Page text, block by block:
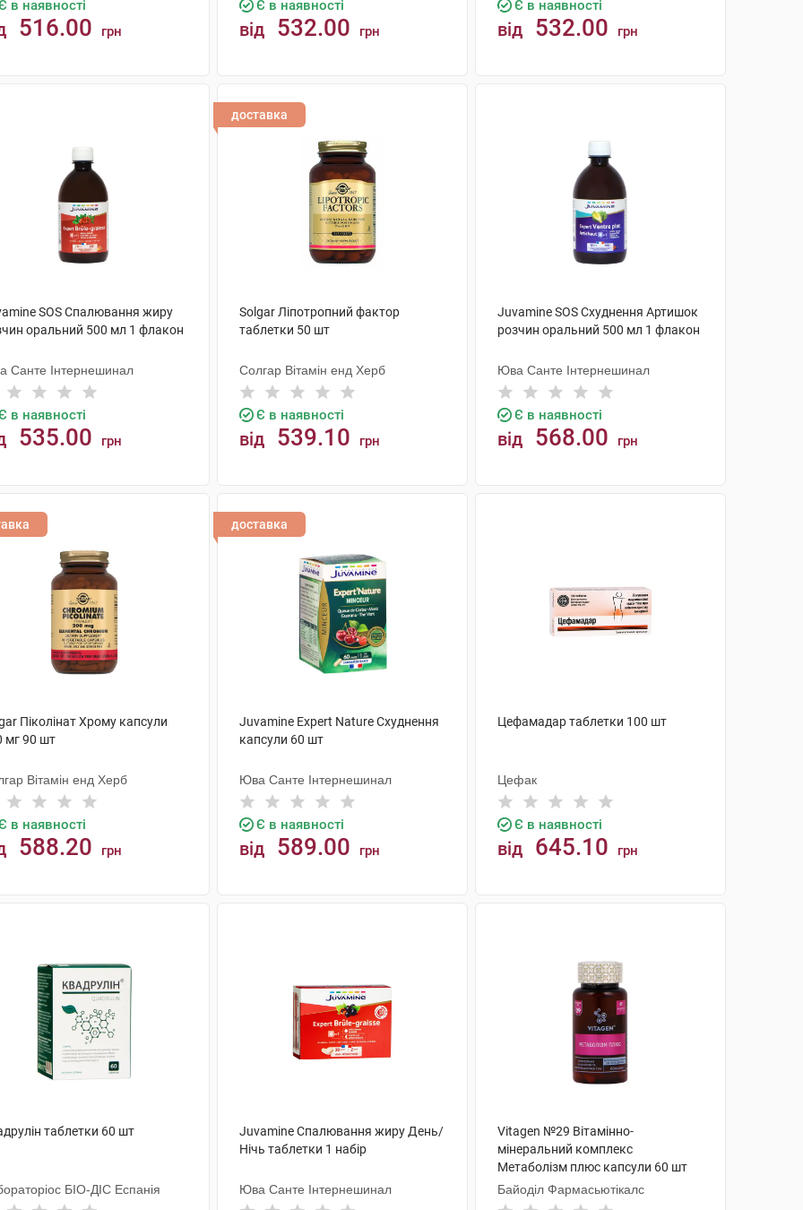
в наявності
516.00 грн
Є в наявності
від 532.00 грн
Є в наявності
від 532.00 грн
SOS Спалювання жиру
оральний 500 мл 1 флакон
Санте Інтернешинал
в наявності
535.00 грн
доставка
Solgar Ліпотропний фактор
таблетки 50 шт
Солгар Вітамін енд Херб
Є в наявності
від 539.10 грн
Juvamine SOS Схуднення Артишок
розчин оральний 500 мл 1 флакон
Юва Санте Інтернешинал
Є в наявності
від 568.00 грн
Піколінат Хрому капсули
мг 90 шт
Вітамін енд Херб
в наявності
588.20 грн
доставка
Juvamine Expert Nature Схуднення
капсули 60 шт
Юва Санте Інтернешинал
Є в наявності
від 589.00 грн
Цефамадар таблетки 100 шт
Цефак
Є в наявності
від 645.10 грн
таблетки 60 шт
БIО-ДIС Еспанія
Juvamine Спалювання жиру День/
Нічь таблетки 1 набір
Юва Санте Інтернешинал
Vitagen №29 Вітамінно-
мінеральний комплекс
Метаболізм плюс капсули 60 шт
Байоділ Фармасьютікалс